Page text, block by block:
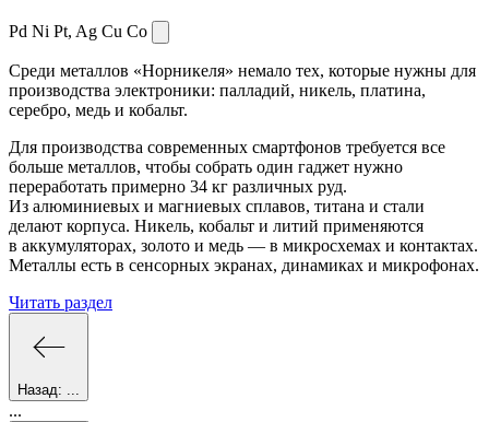
Pd Ni Pt, Ag Cu Co
Среди металлов «Норникеля» немало тех, которые нужны для
производства электроники: палладий, никель, платина,
серебро, медь и кобальт.
Для производства современных смартфонов требуется все
больше металлов, чтобы собрать один гаджет нужно
переработать примерно 34 кг различных руд.
Из алюминиевых и магниевых сплавов, титана и стали
делают корпуса. Никель, кобальт и литий применяются
в аккумуляторах, золото и медь — в микросхемах и контактах.
Металлы есть в сенсорных экранах, динамиках и микрофонах.
Читать раздел
Назад:
...